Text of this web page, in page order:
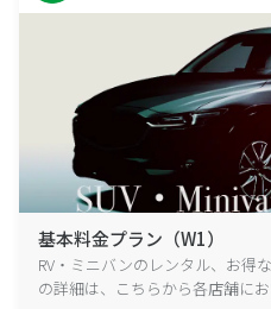
基本料金プラン（W1）
RV・ミニバンのレンタル、お得
の詳細は、こちらから各店舗にお